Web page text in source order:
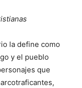
la define como
y el pueblo
que